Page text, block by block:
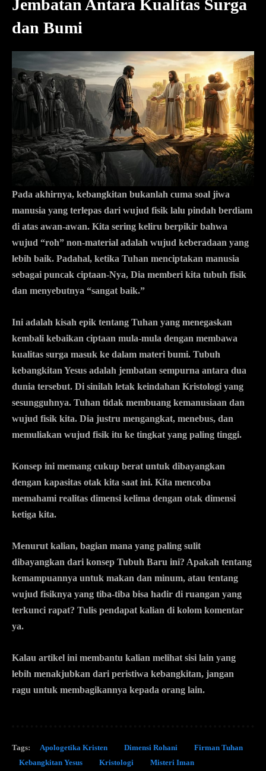
Jembatan Antara Kualitas Surga
dan Bumi
Pada akhirnya, kebangkitan bukanlah cuma soal jiwa
manusia yang terlepas dari wujud fisik lalu pindah berdiam
di atas awan-awan. Kita sering keliru berpikir bahwa
wujud “roh” non-material adalah wujud keberadaan yang
lebih baik. Padahal, ketika Tuhan menciptakan manusia
sebagai puncak ciptaan-Nya, Dia memberi kita tubuh fisik
dan menyebutnya “sangat baik.”
Ini adalah kisah epik tentang Tuhan yang menegaskan
kembali kebaikan ciptaan mula-mula dengan membawa
kualitas surga masuk ke dalam materi bumi. Tubuh
kebangkitan Yesus adalah jembatan sempurna antara dua
dunia tersebut. Di sinilah letak keindahan Kristologi yang
sesungguhnya. Tuhan tidak membuang kemanusiaan dan
wujud fisik kita. Dia justru mengangkat, menebus, dan
memuliakan wujud fisik itu ke tingkat yang paling tinggi.
Konsep ini memang cukup berat untuk dibayangkan
dengan kapasitas otak kita saat ini. Kita mencoba
memahami realitas dimensi kelima dengan otak dimensi
ketiga kita.
Menurut kalian, bagian mana yang paling sulit
dibayangkan dari konsep Tubuh Baru ini? Apakah tentang
kemampuannya untuk makan dan minum, atau tentang
wujud fisiknya yang tiba-tiba bisa hadir di ruangan yang
terkunci rapat? Tulis pendapat kalian di kolom komentar
ya.
Kalau artikel ini membantu kalian melihat sisi lain yang
lebih menakjubkan dari peristiwa kebangkitan, jangan
ragu untuk membagikannya kepada orang lain.
Tags: Apologetika Kristen Dimensi Rohani
Firman Tuhan
Kebangkitan Yesus
Kristologi
Misteri Iman